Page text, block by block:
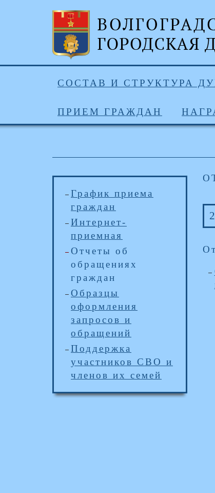
СОСТАВ И СТРУКТУРА
ПРИЕМ ГРАЖДАН
График приема
граждан
Интернет-
приемная
Отчеты об
обращениях
граждан
Образцы
оформления
запросов и
обращений
Поддержка
участников СВО и
членов их семей